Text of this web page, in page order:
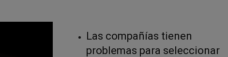
Las compañías tienen
problemas para seleccionar